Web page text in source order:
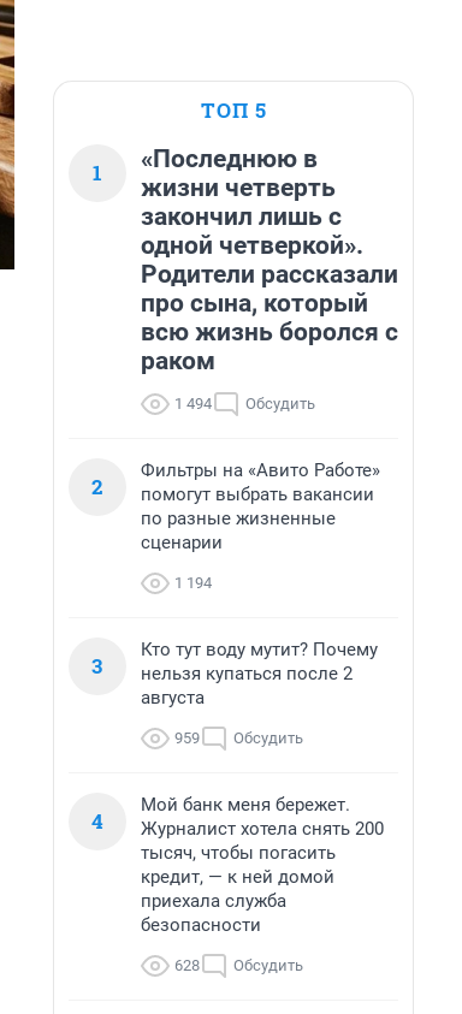
ТОП 5
1
«Последнюю в
жизни четверть
закончил лишь с
одной четверкой».
Родители рассказали
про сына, который
всю жизнь боролся с
раком
1 494 Обсудить
2
Фильтры на «Авито Работе»
помогут выбрать вакансии
по разные жизненные
сценарии
1 194
3
Кто тут воду мутит? Почему
нельзя купаться после 2
августа
959 Обсудить
4
Мой банк меня бережет.
Журналист хотела снять 200
тысяч, чтобы погасить
кредит, — к ней домой
приехала служба
безопасности
628 Обсудить